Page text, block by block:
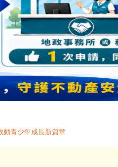
動青少年成長新篇章